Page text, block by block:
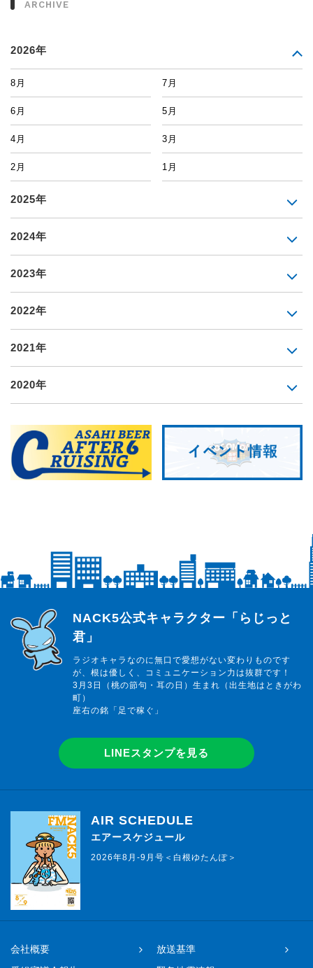
ARCHIVE
2026年
8月 7月
6月 5月
4月 3月
2月 1月
2025年
2024年
2023年
2022年
2021年
2020年
らじっと君
NACK5公式キャラクター「らじっと
君」
ラジオキャラなのに無口で愛想がない変わりものです
が、根は優しく、コミュニケーション力は抜群です！
3月3日（桃の節句・耳の日）生まれ（出生地はときがわ
町）
座右の銘「足で稼ぐ」
LINEスタンプを見る
AIR SCHEDULE
エアースケジュール
2026年8月-9月号＜白根ゆたんぽ＞
会社概要
放送基準